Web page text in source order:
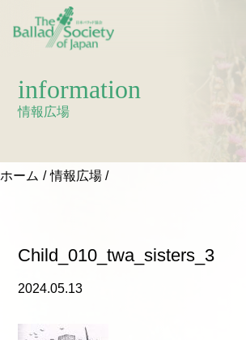
information
情報広場
ホーム 情報広場
Child_010_twa_sisters_3
2024.05.13